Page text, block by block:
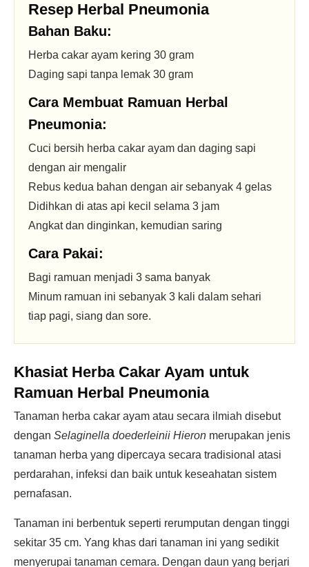
Resep Herbal Pneumonia
Bahan Baku:
Herba cakar ayam kering 30 gram
Daging sapi tanpa lemak 30 gram
Cara Membuat Ramuan Herbal
Pneumonia:
Cuci bersih herba cakar ayam dan daging sapi
dengan air mengalir
Rebus kedua bahan dengan air sebanyak 4 gelas
Didihkan di atas api kecil selama 3 jam
Angkat dan dinginkan, kemudian saring
Cara Pakai:
Bagi ramuan menjadi 3 sama banyak
Minum ramuan ini sebanyak 3 kali dalam sehari
tiap pagi, siang dan sore.
Khasiat Herba Cakar Ayam untuk
Ramuan Herbal Pneumonia
Tanaman herba cakar ayam atau secara ilmiah disebut
dengan Selaginella doederleinii Hieron merupakan jenis
tanaman herba yang dipercaya secara tradisional atasi
perdarahan, infeksi dan baik untuk keseahatan sistem
pernafasan.
Tanaman ini berbentuk seperti rerumputan dengan tinggi
sekitar 35 cm. Yang khas dari tanaman ini yang sedikit
menyerupai tanaman cemara. Dengan daun yang berjari